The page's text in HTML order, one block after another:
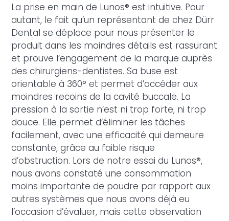
La prise en main de Lunos® est intuitive. Pour
autant, le fait qu’un représentant de chez Dürr
Dental se déplace pour nous présenter le
produit dans les moindres détails est rassurant
et prouve l’engagement de la marque auprès
des chirurgiens-dentistes. Sa buse est
orientable à 360° et permet d’accéder aux
moindres recoins de la cavité buccale. La
pression à la sortie n’est ni trop forte, ni trop
douce. Elle permet d’éliminer les tâches
facilement, avec une efficacité qui demeure
constante, grâce au faible risque
d’obstruction. Lors de notre essai du Lunos®,
nous avons constaté une consommation
moins importante de poudre par rapport aux
autres systèmes que nous avons déjà eu
l’occasion d’évaluer, mais cette observation